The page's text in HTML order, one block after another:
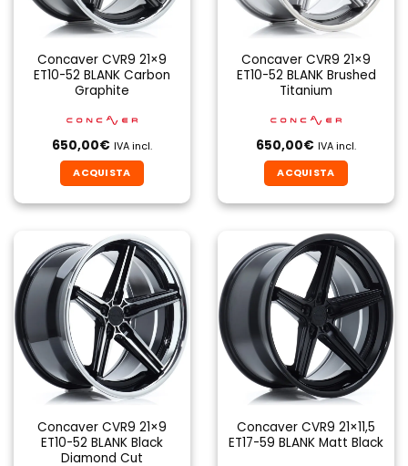
Concaver CVR9 21×9
ET10-52 BLANK Carbon
Graphite
650,00€ IVA incl.
ACQUISTA
Concaver CVR9 21×9
ET10-52 BLANK Brushed
Titanium
650,00€ IVA incl.
ACQUISTA
Concaver CVR9 21×9
ET10-52 BLANK Black
Diamond Cut
Concaver CVR9 21×11,5
ET17-59 BLANK Matt Black